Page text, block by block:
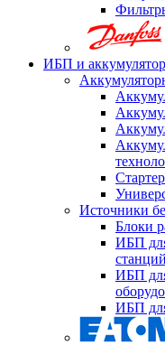
ИБП и
Источники
Блоки
ИБП
станций
ИБП
ИБП